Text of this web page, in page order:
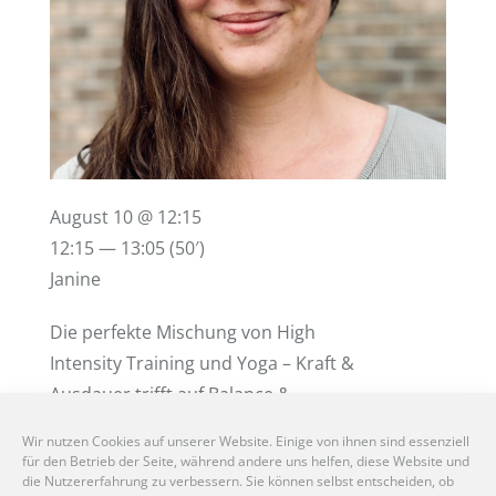
Wir nutzen Cookies auf unserer Website. Einige von ihnen sind essenziell
für den Betrieb der Seite, während andere uns helfen, diese Website und
die Nutzererfahrung zu verbessern. Sie können selbst entscheiden, ob
Die perfekte Mischung von High
Intensity Training und Yoga – Kraft &
Ausdauer trifft auf Balance &
Anfänger:innen wie auch für
Fortgeschrittene ideal.
August 10 @ 12:15
12:15 — 13:05(50′)
Janine